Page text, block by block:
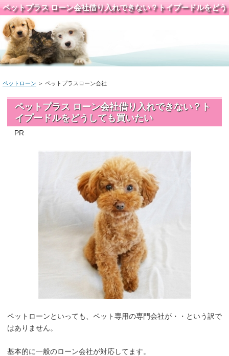
ペットプラス ローン会社借り入れできない？トイプードルをどう
ペットローン ＞ ペットプラスローン会社
ペットプラス ローン会社借り入れできない？ト
イプードルをどうしても買いたい
PR
ペットローンといっても、ペット専用の専門会社が・・という訳で
はありません。
基本的に一般のローン会社が対応してます。